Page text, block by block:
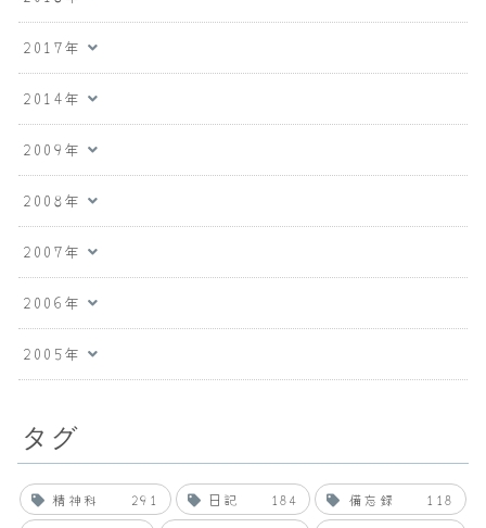
2017年
2014年
2009年
2008年
2007年
2006年
2005年
タグ
精神科 291 日記 184 備忘録
118